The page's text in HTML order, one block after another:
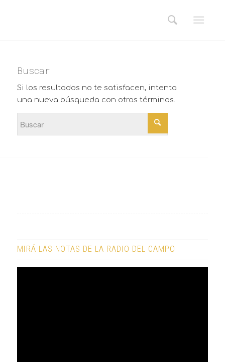
Buscar
Si los resultados no te satisfacen, intenta
una nueva búsqueda con otros términos.
MIRÁ LAS NOTAS DE LA RADIO DEL CAMPO